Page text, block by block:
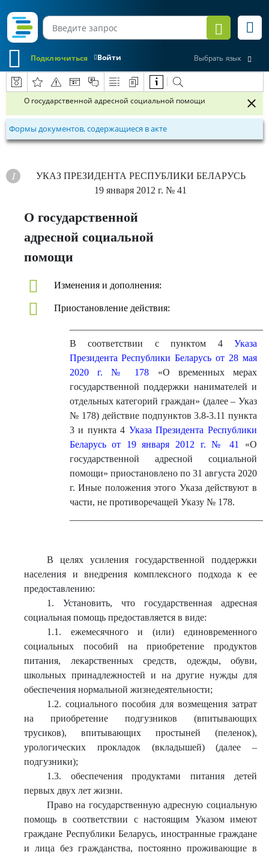
Войти
Подключиться Выбрать язык
О государственной адресной социальной помощи
Формы документов, содержащиеся в акте
УКАЗ ПРЕЗИДЕНТА РЕСПУБЛИКИ БЕЛАРУСЬ
19 января 2012 г. № 41
О государственной
адресной социальной
помощи
Изменения и дополнения:
Приостановление действия:
В соответствии с пунктом 4 Указа
Президента Республики Беларусь от 28 мая
2020 г. № 178 «О временных мерах
государственной поддержки нанимателей и
отдельных категорий граждан» (далее – Указ
№ 178) действие подпунктов 3.8-3.11 пункта
3 и пункта 4 Указа Президента Республики
Беларусь от 19 января 2012 г. № 41
«О
государственной адресной социальной
помощи» приостановлено по 31 августа 2020
г. Иные положения этого Указа действуют в
части, не противоречащей Указу № 178.
В целях усиления государственной поддержки
населения и внедрения комплексного подхода к ее
предоставлению:
1. Установить, что государственная адресная
социальная помощь предоставляется в виде:
1.1. ежемесячного и (или) единовременного
социальных пособий на приобретение продуктов
питания, лекарственных средств, одежды, обуви,
школьных принадлежностей и на другие нужды для
обеспечения нормальной жизнедеятельности;
1.2. социального пособия для возмещения затрат
на приобретение подгузников (впитывающих
трусиков), впитывающих простыней (пеленок),
урологических прокладок (вкладышей) (далее –
подгузники);
1.3. обеспечения продуктами питания детей
первых двух лет жизни.
Право на государственную адресную социальную
помощь в соответствии с настоящим Указом имеют
граждане Республики Беларусь, иностранные граждане
и лица без гражданства, постоянно проживающие в